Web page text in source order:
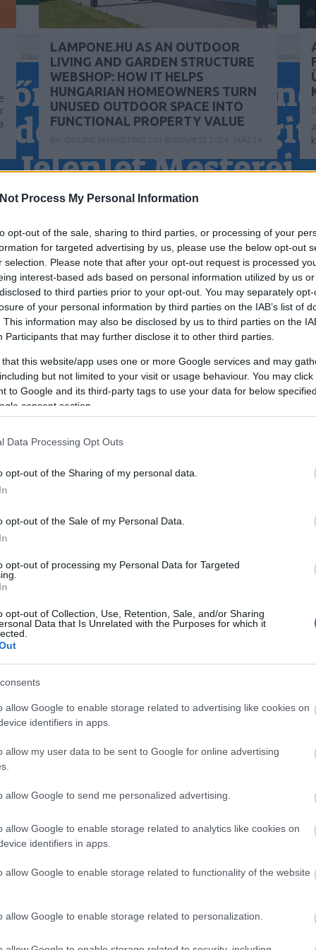
Process My Personal Information
opt-out of the sale, sharing to third parties, or processing of your
for targeted advertising by us, please use the below opt-out
selection. Please note that after your opt-out request is processed
interest-based ads based on personal information utilized by us
to third parties prior to your opt-out. You may separately
of your personal information by third parties on the IAB’s list of
This information may also be disclosed by us to third parties on the
Participants that may further disclose it to other third parties.
that this website/app uses one or more Google services and may
but not limited to your visit or usage behaviour. You may
to Google and its third-party tags to use your data for below
consent section.
Data Processing Opt Outs
opt-out of the Sharing of my personal data.
opt-out of the Sale of my Personal Data.
opt-out of processing my Personal Data for Targeted
opt-out of Collection, Use, Retention, Sale, and/or Sharing
Data that Is Unrelated with the Purposes for which it
allow Google to enable storage related to advertising like cookies on
identifiers in apps.
allow my user data to be sent to Google for online advertising
allow Google to send me personalized advertising.
allow Google to enable storage related to analytics like cookies on
identifiers in apps.
allow Google to enable storage related to functionality of the website
allow Google to enable storage related to personalization.
2026. júliusában készült a magyar keresőmarketing piac aktuális
A
Jelenlét Mesterei
Reggeli Értekezlet: Az Együttműködés Alapja
összegyűlnek, hogy megbeszéljék az aktuális
feladatokat és célokat.
Kulcsszókutatás: Az Alapok Megteremtése
az egyik legfontosabb lépés a
Az ügynökség szakemberei különböző
azokat a kulcsszavakat, amelyek a
generálhatják ügyfeleik számára.
Hirdetési Kampányok Tervezése és Indítása
lépés a hirdetési kampányok megtervezése és
kidolgozzák a kampányok stratégiáját,
célközönséget, és elkészítik a hirdetésszövegeket.
futása közben és azok lezárulta után az
és elemzik az eredményeket. Az adatok
finomhangolását és a jövőbeni stratégiák
kezelése az ügynökségek mindennapjainak
munkatársai rendszeresen kommunikálnak
Képzés és Fejlődés
világa folyamatosan változik, ezért az
is lépést kell tartaniuk az újdonságokkal.
és workshopokon vesznek részt, hogy
trendekkel és technológiákkal
szemhéjplasztika
hasplasztikaorrplasztikaarcplasztika
LAMPONE.HU AS AN OUTDOOR
LIVING AND GARDEN STRUCTURE
WEBSHOP: HOW IT HELPS
HUNGARIAN HOMEOWNERS TURN
UNUSED OUTDOOR SPACE INTO
FUNCTIONAL PROPERTY VALUE
...
Our Partners
Keresőoptimalizálás Ügynökségek
és Linképítés
SEO ügynökség – A hatékony
linképítés kulcsa
SEO ügynökség Budapest – Miért
fontos a linképítés?
SEO ügynökségek – Mit kínálnak a
SEO ügynökség Budapest –
Linképítés lépésről lépésre
RÓTH MIKLÓS SICT
UNIVERZÁLIS TÖRVÉNY, HANEM
S-I-C-T: Miért törnek meg a modern rendszerek
a saját sebességük alatt? Roth Complexity...
KERESŐMARKETING ÜGYNÖKSÉG
Keresőmarketing ügynökség Budapest az
online marketing 101 ügynökség segítségével.
Tel:+36706290690
FRISS TOPIKOK
BLOGAJÁNLÓ